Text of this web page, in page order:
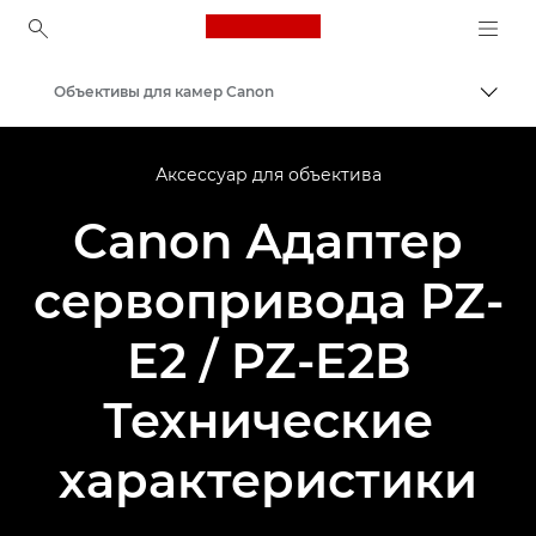
Canon Logo, back to
Объективы для камер Canon
Аксессуар для объектива
Canon Адаптер
сервопривода PZ-
E2 / PZ-E2B
Технические
характеристики